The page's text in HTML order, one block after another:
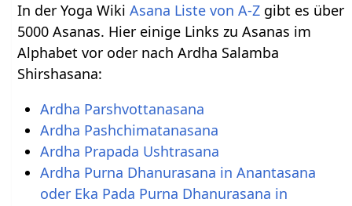
In der Yoga WikiAsana Liste von A-Z gibt es über
5000 Asanas. Hier einige Links zu Asanas im
Alphabet vor oder nach Ardha Salamba
Shirshasana:
Ardha Parshvottanasana
Ardha Pashchimatanasana
Ardha Prapada Ushtrasana
Ardha Purna Dhanurasana in Anantasana
oder Eka Pada Purna Dhanurasana in